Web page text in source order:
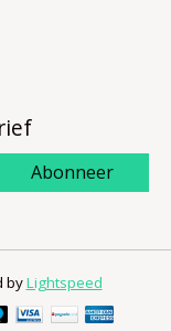
Abonneer
byLightspeed